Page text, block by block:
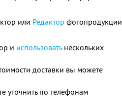
или Редактор фотопродукции
и использоватьнескольких
доставки вы можете
уточнить по телефонам